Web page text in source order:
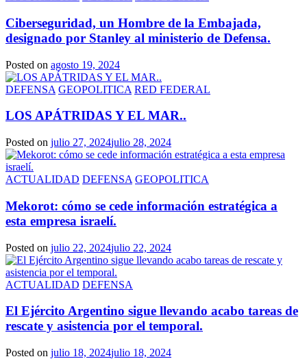
Ciberseguridad, un Hombre de la Embajada,
designado por Stanley al ministerio de Defensa.
Posted on agosto 19, 2024
DEFENSA GEOPOLITICA RED FEDERAL
LOS APÁTRIDAS Y EL MAR..
Posted on julio 27, 2024julio 28, 2024
ACTUALIDAD DEFENSA GEOPOLITICA
Mekorot: cómo se cede información estratégica a
esta empresa israelí.
Posted on julio 22, 2024julio 22, 2024
ACTUALIDAD DEFENSA
El Ejército Argentino sigue llevando acabo tareas de
rescate y asistencia por el temporal.
Posted on julio 18, 2024julio 18, 2024